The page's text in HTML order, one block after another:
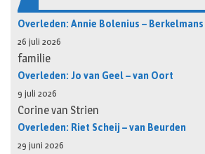
Overleden: Annie Bolenius – Berkelmans
26 juli 2026
familie
Overleden: Jo van Geel – van Oort
9 juli 2026
Corine van Strien
Overleden: Riet Scheij – van Beurden
29 juni 2026